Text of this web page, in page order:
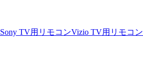
Sony TV用リモコンVizio TV用リモコン